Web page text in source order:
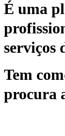
É uma
serviços
Tem
procura